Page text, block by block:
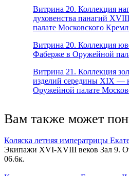
Витрина 20. Коллекция
духовенства панагий
палате Московского
Витрина 20. Коллекция
Фаберже в Оружейной
Витрина 21. Коллекция
изделий середины XIX —
Оружейной палате
Вам также может
Коляска летняя императрицы
Экипажи XVI-XVIII веков Зал 9.
06.6к.